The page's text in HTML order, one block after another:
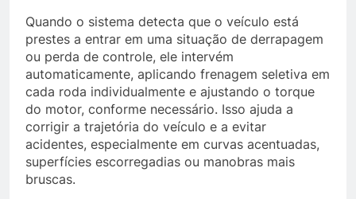
Quando o sistema detecta que o veículo está
prestes a entrar em uma situação de derrapagem
ou perda de controle, ele intervém
automaticamente, aplicando frenagem seletiva em
cada roda individualmente e ajustando o torque
do motor, conforme necessário. Isso ajuda a
corrigir a trajetória do veículo e a evitar
acidentes, especialmente em curvas acentuadas,
superfícies escorregadias ou manobras mais
bruscas.